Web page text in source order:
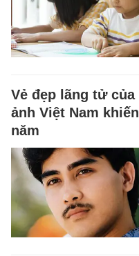
Vẻ đẹp lãng tử
ảnh Việt Nam
năm